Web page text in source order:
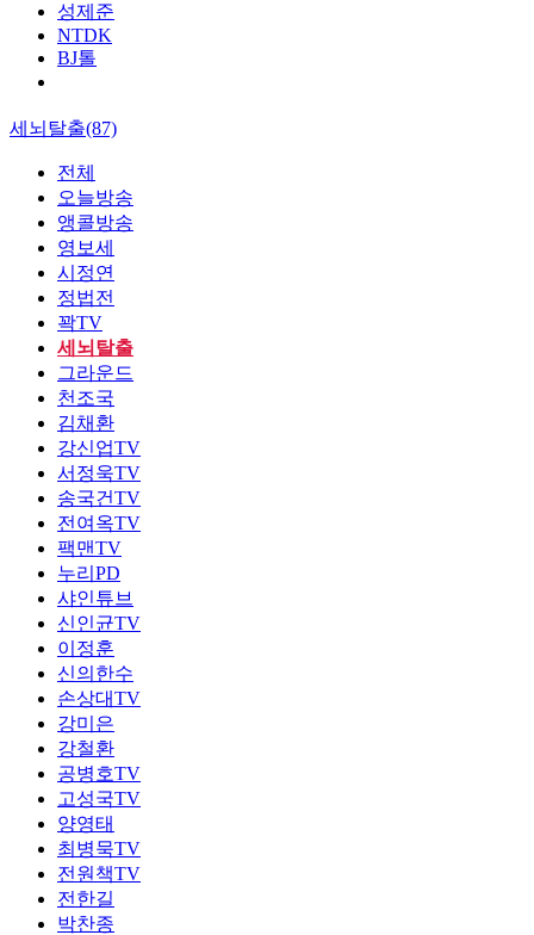
성제준
NTDK
BJ톨
세뇌탈출(87)
전체
오늘방송
앵콜방송
영보세
시정연
정법전
꽉TV
세뇌탈출
그라운드
천조국
김채환
강신업TV
서정욱TV
송국건TV
전여옥TV
팩맨TV
누리PD
샤인튜브
신인균TV
이정훈
신의한수
손상대TV
강미은
강철환
공병호TV
고성국TV
양영태
최병묵TV
전원책TV
전한길
박찬종